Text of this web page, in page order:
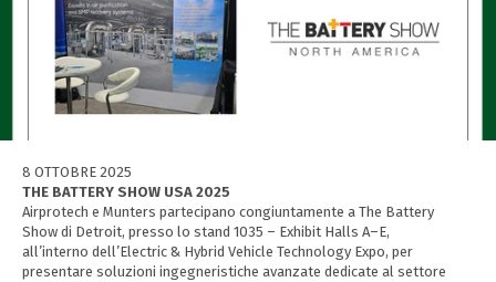
8 OTTOBRE 2025
THE BATTERY SHOW USA 2025
Airprotech e Munters partecipano congiuntamente a The Battery
Show di Detroit, presso lo stand 1035 – Exhibit Halls A–E,
all’interno dell’Electric & Hybrid Vehicle Technology Expo, per
presentare soluzioni ingegneristiche avanzate dedicate al settore